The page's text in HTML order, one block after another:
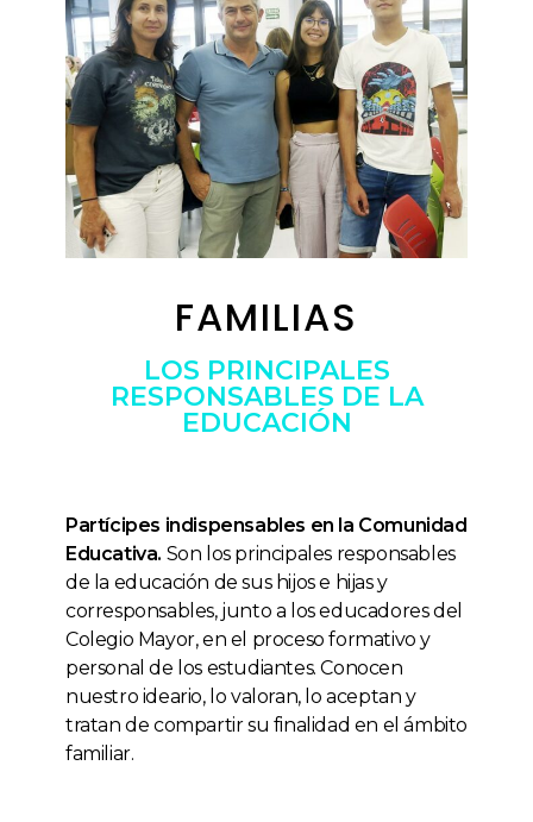
FAMILIAS
LOS PRINCIPALES
RESPONSABLES DE LA
EDUCACIÓN
Partícipes indispensables en la Comunidad
Educativa. Son los principales responsables
de la educación de sus hijos e hijas y
corresponsables, junto a los educadores del
Colegio Mayor, en el proceso formativo y
personal de los estudiantes. Conocen
nuestro ideario, lo valoran, lo aceptan y
tratan de compartir su finalidad en el ámbito
familiar.